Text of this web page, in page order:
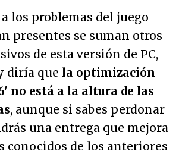
los problemas del juego
presentes se suman otros
de esta versión de PC,
diría que la optimización
no está a la altura de las
, aunque si sabes perdonar
una entrega que mejora
conocidos de los anteriores